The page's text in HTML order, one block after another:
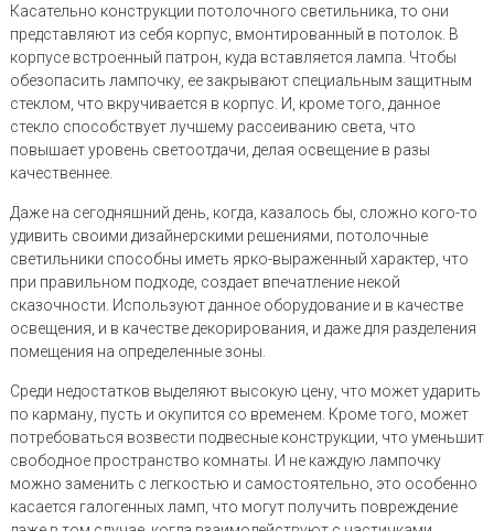
Касательно конструкции потолочного светильника, то они
представляют из себя корпус, вмонтированный в потолок. В
корпусе встроенный патрон, куда вставляется лампа. Чтобы
обезопасить лампочку, ее закрывают специальным защитным
стеклом, что вкручивается в корпус. И, кроме того, данное
стекло способствует лучшему рассеиванию света, что
повышает уровень светоотдачи, делая освещение в разы
качественнее.
Даже на сегодняшний день, когда, казалось бы, сложно кого-то
удивить своими дизайнерскими решениями, потолочные
светильники способны иметь ярко-выраженный характер, что
при правильном подходе, создает впечатление некой
сказочности. Используют данное оборудование и в качестве
освещения, и в качестве декорирования, и даже для разделения
помещения на определенные зоны.
Среди недостатков выделяют высокую цену, что может ударить
по карману, пусть и окупится со временем. Кроме того, может
потребоваться возвести подвесные конструкции, что уменьшит
свободное пространство комнаты. И не каждую лампочку
можно заменить с легкостью и самостоятельно, это особенно
касается галогенных ламп, что могут получить повреждение